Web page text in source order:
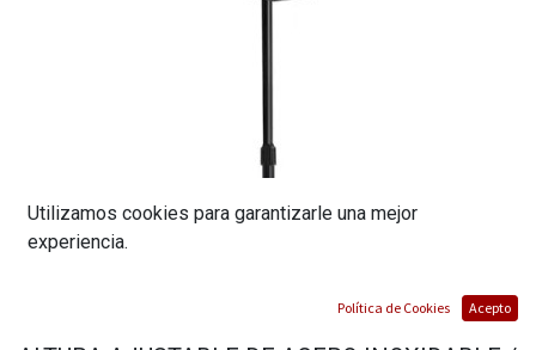
LIQUIDO / SOPORTE DE ELEVACIóN CON
Utilizamos cookies para garantizarle una mejor
experiencia.
Política de Cookies Acepto